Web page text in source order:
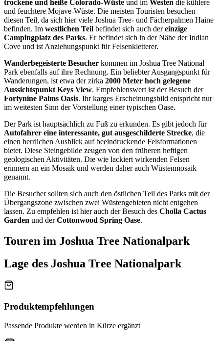
trockene und heiße Colorado-Wüste und im Westen die kühlere
und feuchtere Mojave-Wüste. Die meisten Touristen besuchen
diesen Teil, da sich hier viele Joshua Tree- und Fächerpalmen Haine
befinden. Im westlichen Teil befindet sich auch dereinzige
Campingplatz des Parks. Er befindet sich in der Nähe der Indian
Cove und ist Anziehungspunkt für Felsenkletterer.
Wanderbegeisterte Besucher kommen im Joshua Tree National
Park ebenfalls auf ihre Rechnung. Ein beliebter Ausgangspunkt für
Wanderungen, ist etwa der zirka 2000 Meter hoch gelegene
Aussichtspunkt Keys View. Empfehlenswert ist der Besuch der
Fortynine Palms Oasis. Ihr karges Erscheinungsbild entspricht nur
im weitesten Sinn der Vorstellung einer typischen Oase.
Der Park ist hauptsächlich zu Fuß zu erkunden. Es gibt jedoch für
Autofahrer eine interessante, gut ausgeschilderte Strecke, die
einen herrlichen Ausblick auf beeindruckende Felsformationen
bietet. Diese Steingebilde zeugen von den früheren heftigen
geologischen Aktivitäten. Die wie lackiert wirkenden Felsen
erinnern an ein Mosaik und werden daher auch Wüstenmosaik
genannt.
Die Besucher sollten sich auch den östlichen Teil des Parks mit der
Übergangszone zwischen zwei Wüstengebieten nicht entgehen
lassen. Zu empfehlen ist hier auch der Besuch des Cholla Cactus
Garden und derCottonwood Spring Oase.
Touren im Joshua Tree Nationalpark
Lage des Joshua Tree Nationalpark
Produktempfehlungen
Passende Produkte werden in Kürze ergänzt